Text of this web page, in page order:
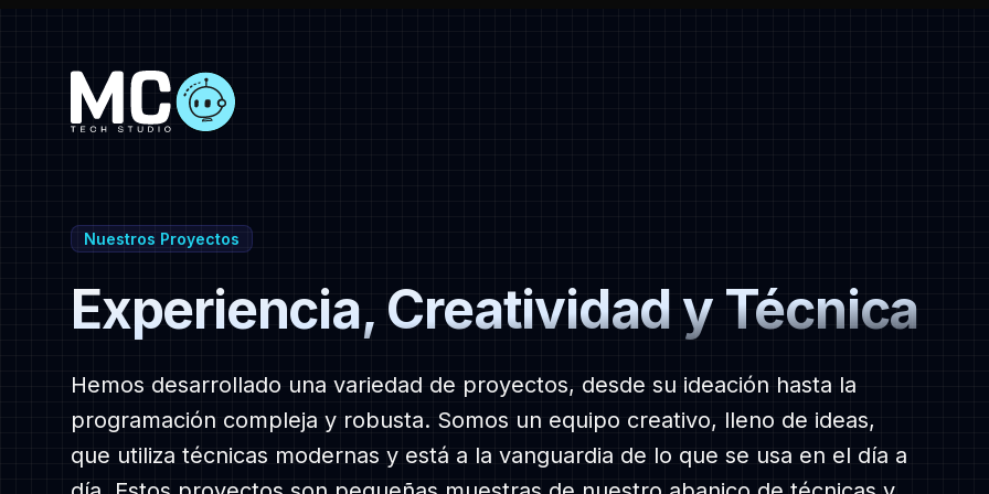
Home Proyectos
Contáctanos Nosotros
Nuestros Proyectos -
Experiencia, Creatividad y Técnica
Hemos desarrollado una variedad de proyectos, desde su ideación hasta la
programación compleja y robusta. Somos un equipo creativo, lleno de ideas,
que utiliza técnicas modernas y está a la vanguardia de lo que se usa en el día a